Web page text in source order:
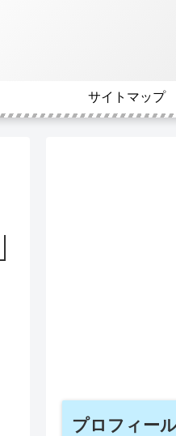
サイトマップ
プロフィー